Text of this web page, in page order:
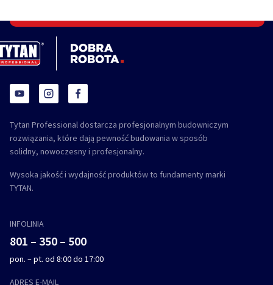
Tytan Professional dostarcza profesjonalnym budowniczym
rozwiązania, które dają pewność budowania w sposób
solidny, nowoczesny i profesjonalny.
Wysoka jakość i wydajność produktów to fundamenty marki
TYTAN.
INFOLINIA
801 – 350 – 500
pon. – pt. od 8:00 do 17:00
ADRES E-MAIL